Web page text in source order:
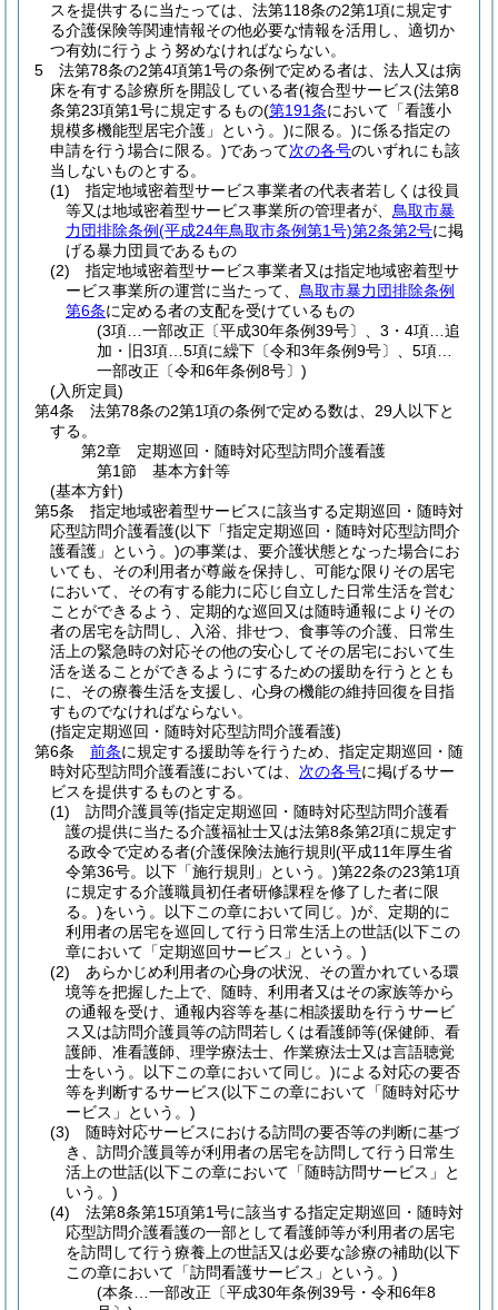
スを提供するに当たっては、法第118条の2第1項に規定す
る介護保険等関連情報その他必要な情報を活用し、適切か
つ有効に行うよう努めなければならない。
5
法第78条の2第4項第1号の条例で定める者は、法人又は病
床を有する診療所を開設している者(複合型サービス(法第8
条第23項第1号に規定するもの(第191条において「看護小
規模多機能型居宅介護」という。)に限る。)に係る指定の
申請を行う場合に限る。)であって次の各号のいずれにも該
当しないものとする。
(1)
指定地域密着型サービス事業者の代表者若しくは役員
等又は地域密着型サービス事業所の管理者が、 鳥取市暴
力団排除条例(平成24年鳥取市条例第1号)第2条第2号に掲
げる暴力団員であるもの
(2)
指定地域密着型サービス事業者又は指定地域密着型サ
ービス事業所の運営に当たって、 鳥取市暴力団排除条例
第6条に定める者の支配を受けているもの
(3項…一部改正〔平成30年条例39号〕、3・4項…追
加・旧3項…5項に繰下〔令和3年条例9号〕、5項…
一部改正〔令和6年条例8号〕)
(入所定員)
第4条
法第78条の2第1項の条例で定める数は、29人以下と
する。
第2章
定期巡回・随時対応型訪問介護看護
第1節
基本方針等
(基本方針)
第5条
指定地域密着型サービスに該当する定期巡回・随時対
応型訪問介護看護(以下「指定定期巡回・随時対応型訪問介
護看護」という。)の事業は、要介護状態となった場合にお
いても、その利用者が尊厳を保持し、可能な限りその居宅
において、その有する能力に応じ自立した日常生活を営む
ことができるよう、定期的な巡回又は随時通報によりその
者の居宅を訪問し、入浴、排せつ、食事等の介護、日常生
活上の緊急時の対応その他の安心してその居宅において生
活を送ることができるようにするための援助を行うととも
に、その療養生活を支援し、心身の機能の維持回復を目指
すものでなければならない。
(指定定期巡回・随時対応型訪問介護看護)
第6条
前条に規定する援助等を行うため、指定定期巡回・随
時対応型訪問介護看護においては、 次の各号に掲げるサー
ビスを提供するものとする。
(1)
訪問介護員等(指定定期巡回・随時対応型訪問介護看
護の提供に当たる介護福祉士又は法第8条第2項に規定す
る政令で定める者(介護保険法施行規則 (平成11年厚生省
令第36号。以下「施行規則」という。)第22条の23第1項
に規定する介護職員初任者研修課程を修了した者に限
る。)をいう。以下この章において同じ。)が、定期的に
利用者の居宅を巡回して行う日常生活上の世話(以下この
章において「定期巡回サービス」という。)
(2)
あらかじめ利用者の心身の状況、その置かれている環
境等を把握した上で、随時、利用者又はその家族等から
の通報を受け、通報内容等を基に相談援助を行うサービ
ス又は訪問介護員等の訪問若しくは看護師等(保健師、看
護師、准看護師、理学療法士、作業療法士又は言語聴覚
士をいう。以下この章において同じ。)による対応の要否
等を判断するサービス(以下この章において「随時対応サ
ービス」という。)
(3)
随時対応サービスにおける訪問の要否等の判断に基づ
き、訪問介護員等が利用者の居宅を訪問して行う日常生
活上の世話(以下この章において「随時訪問サービス」と
いう。)
(4)
法第8条第15項第1号に該当する指定定期巡回・随時対
応型訪問介護看護の一部として看護師等が利用者の居宅
を訪問して行う療養上の世話又は必要な診療の補助(以下
この章において「訪問看護サービス」という。)
(本条…一部改正〔平成30年条例39号・令和6年8